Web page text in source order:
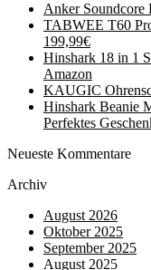
Anker
TABWEE T60
199,99€
Hinshark 18 in 1
Amazon
KAUGIC
Hinshark Beanie
Perfektes
Neueste Kommentare
Archiv
August 2026
Oktober 2025
September 2025
August 2025